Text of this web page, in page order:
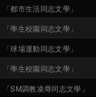
「都市生活同志文學」
「學生校園同志文學」
「球場運動同志文學」
「學生校園同志文學」
「SM調教凌辱同志文學 」